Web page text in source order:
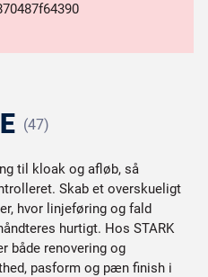
(47)
til kloak og afløb, så
Skab et overskueligt
hvor linjeføring og fald
hurtigt. Hos STARK
både renovering og
pasform og pæn finish i